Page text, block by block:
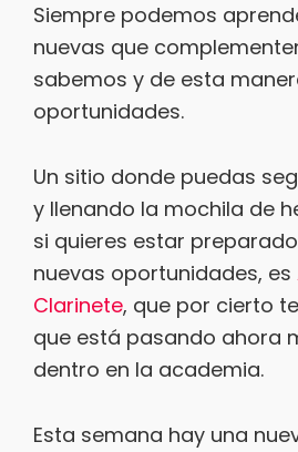
Siempre podemos
nuevas que
sabemos y de esta
oportunidades.
Un sitio donde puedas
y llenando la mochila de
si quieres estar
nuevas oportunidades, es
Clarinete, que por cierto
que está pasando ahora
dentro en la academia.
Esta semana hay una